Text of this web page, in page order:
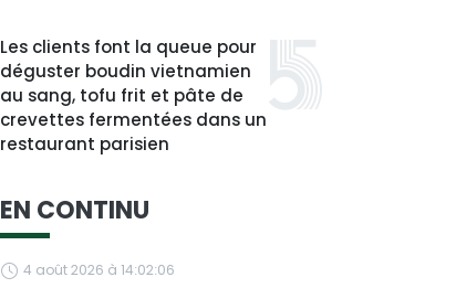
Les clients font la queue pour
déguster boudin vietnamien
au sang, tofu frit et pâte de
crevettes fermentées dans un
restaurant parisien
EN CONTINU
4 août 2026 à 14:02:06